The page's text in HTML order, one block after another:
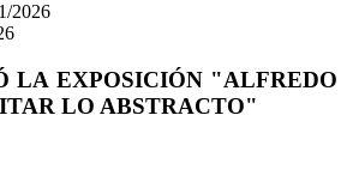
2026
LA EXPOSICIÓN "ALFREDO
LO ABSTRACTO"